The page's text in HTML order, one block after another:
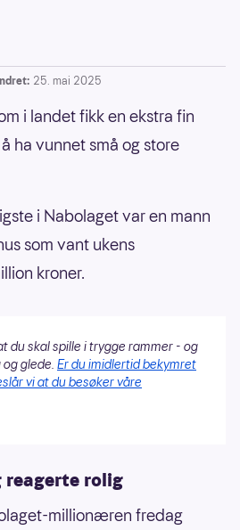
25. mai 2025
i landet fikk en ekstra fin
ha vunnet små og store
i Nabolaget var en mann
som vant ukens
kroner.
du skal spille i trygge rammer - og
glede. Er du imidlertid bekymret
vi at du besøker våre
reagerte rolig
millionæren fredag